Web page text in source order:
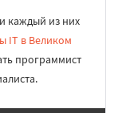
каждый из них
IT в Великом
программист